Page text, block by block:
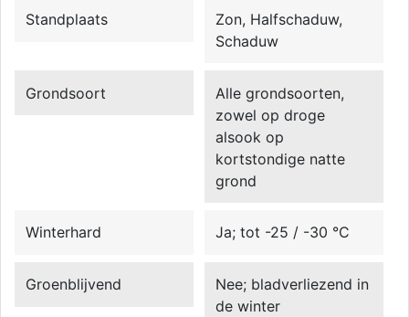
Standplaats
Zon, Halfschaduw,
Schaduw
Grondsoort
Alle grondsoorten,
zowel op droge
alsook op
kortstondige natte
grond
Winterhard Ja; tot -25 / -30 °C
Groenblijvend
Nee; bladverliezend in
de winter